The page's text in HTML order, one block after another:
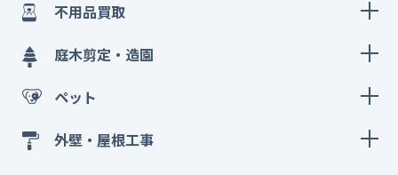
不用品買取
庭木剪定・造園
ペット
外壁・屋根工事